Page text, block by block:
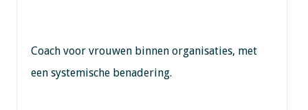
Coach voor vrouwen binnen organisaties, met
een systemische benadering.